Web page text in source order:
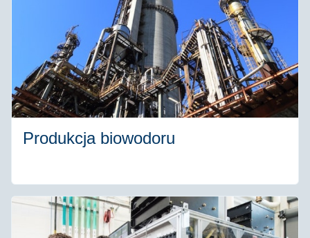
Produkcja biowodoru